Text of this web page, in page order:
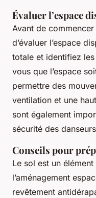
Évaluer l’espace
Avant de
d’évaluer l’espace
totale et identifiez
vous que l’espace
permettre des
ventilation et une
sont également
sécurité des
Conseils pour
Le sol est un
l’aménagement
revêtement